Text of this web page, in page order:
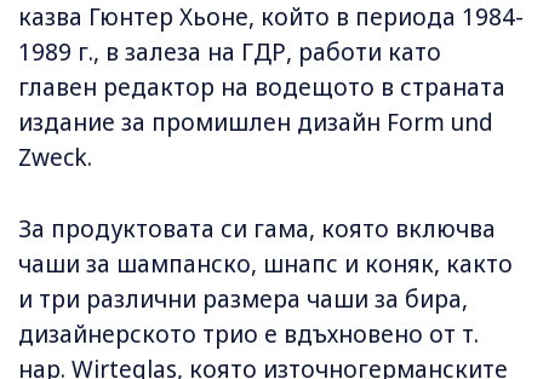
казва Гюнтер Хьоне, който в периода 1984-
1989 г., в залеза на ГДР, работи като
главен редактор на водещото в страната
издание за промишлен дизайн Form und
Zweck.
За продуктовата си гама, която включва
чаши за шампанско, шнапс и коняк, както
и три различни размера чаши за бира,
дизайнерското трио е вдъхновено от т.
нар. Wirteglas, която източногерманските